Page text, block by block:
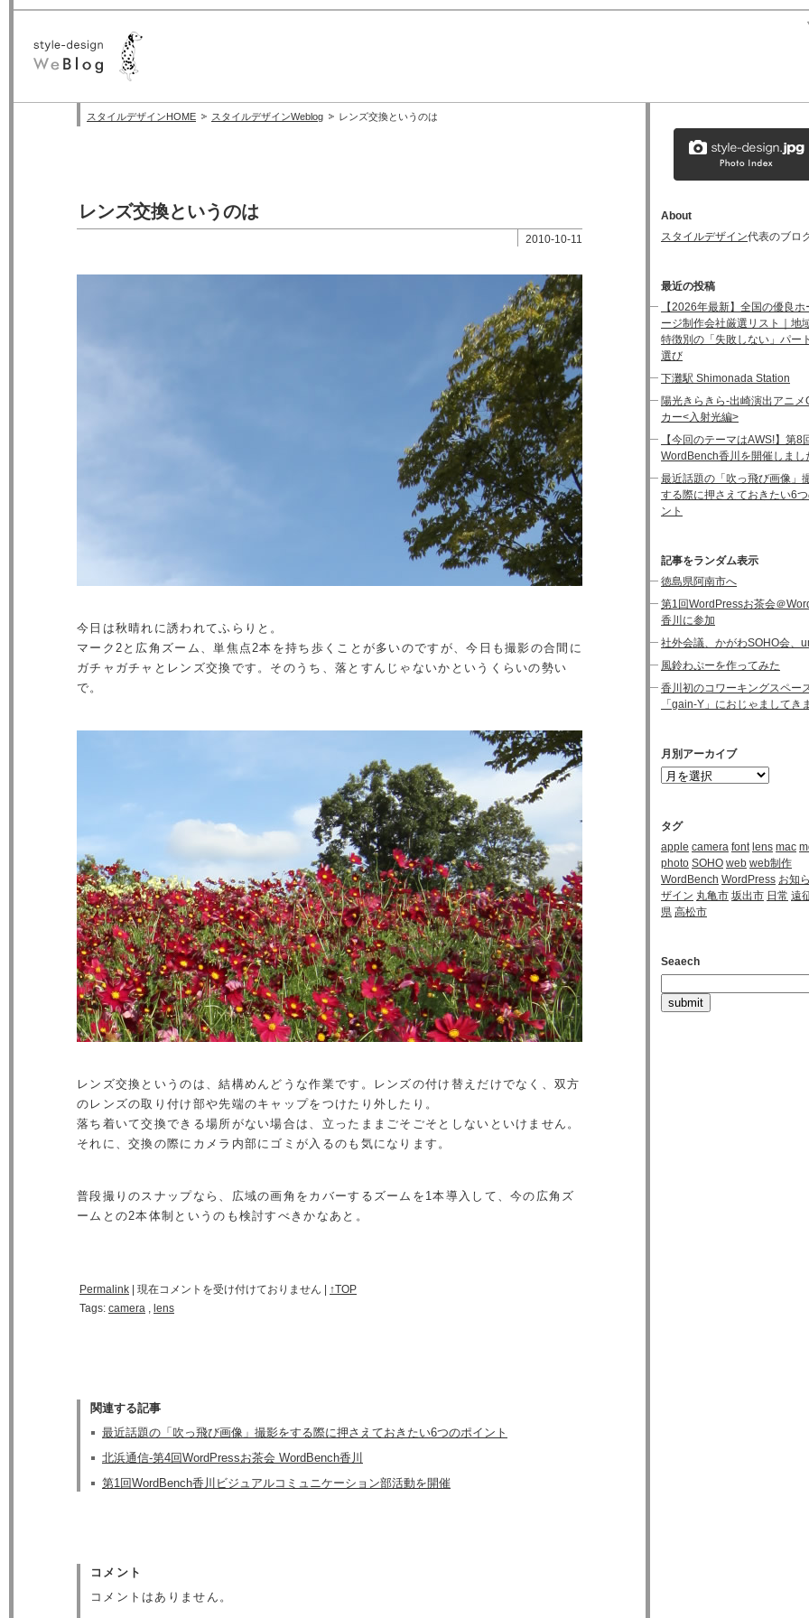
スタイルデザインHOME スタイルデザインWeblog レンズ交換というのは
レンズ交換というのは
2010-10-11
今日は秋晴れに誘われてふらりと。
マーク2と広角ズーム、単焦点2本を持ち歩くことが多いのですが、今日も撮影の合間に
ガチャガチャとレンズ交換です。そのうち、落とすんじゃないかというくらいの勢い
で。
レンズ交換というのは、結構めんどうな作業です。レンズの付け替えだけでなく、双方
のレンズの取り付け部や先端のキャップをつけたり外したり。
落ち着いて交換できる場所がない場合は、立ったままごそごそとしないといけません。
それに、交換の際にカメラ内部にゴミが入るのも気になります。
普段撮りのスナップなら、広域の画角をカバーするズームを1本導入して、今の広角ズ
ームとの2本体制というのも検討すべきかなあと。
Permalink 現在コメントを受け付けておりません
↑TOP
Tags: camera , lens
関連する記事
最近話題の「吹っ飛び画像」撮影をする際に押さえておきたい6つのポイント
北浜通信-第4回WordPressお茶会 WordBench香川
第1回WordBench香川ビジュアルコミュニケーション部活動を開催
コメント
コメントはありません。
About
スタイルデザイン代表のブロ
最近の投稿
【2026年最新】全国の優良ホ
ージ制作会社厳選リスト｜地
特徴別の「失敗しない」パー
選び
下灘駅 Shimonada Station
陽光きらきら-出崎演出アニメ
カー<入射光編>
【今回のテーマはAWS!】第8
WordBench香川を開催しまし
最近話題の「吹っ飛び画像」
する際に押さえておきたい6つ
ント
記事をランダム表示
徳島県阿南市へ
第1回WordPressお茶会＠
香川に参加
社外会議、かがわSOHO会、
風鈴わぷーを作ってみた
香川初のコワーキングスペー
「gain-Y」におじゃましてき
月別アーカイブ
タグ
apple camera font lens mac
photo SOHO web web制作
WordBench WordPress お知
ザイン 丸亀市 坂出市 日常 遠
県 高松市
Seaech